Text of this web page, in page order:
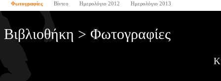
Φωτογραφίες Βίντεο Ημερολόγιο 2012 Ημερολόγιο 2013
Βιβλιοθήκη > Φωτογραφίες